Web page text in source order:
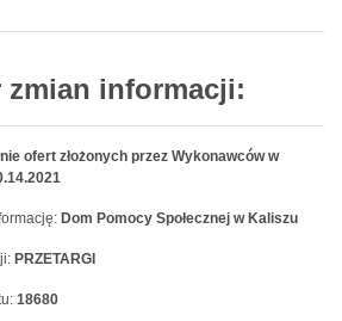
zmian informacji:
ofert złożonych przez Wykonawców w
Dom Pomocy Społecznej w Kaliszu
PRZETARGI
18680